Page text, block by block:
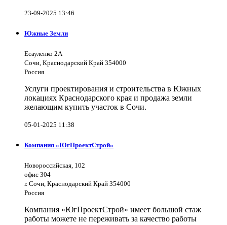
23-09-2025 13:46
Южные Земли
Есауленко 2А
Сочи, Краснодарский Край 354000
Россия
Услуги проектирования и строительства в Южных
локациях Краснодарского края и продажа земли
желающим купить участок в Сочи.
05-01-2025 11:38
Компания «ЮгПроектСтрой»
Новороссийская, 102
офис 304
г. Сочи, Краснодарский Край 354000
Россия
Компания «ЮгПроектСтрой» имеет большой стаж
работы можете не переживать за качество работы